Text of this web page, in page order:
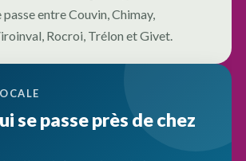
passe entre Couvin, Chimay,
Rocroi, Trélon et Givet.
se passe près de chez